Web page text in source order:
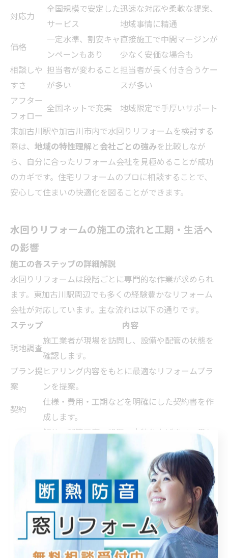
対応力
全国規模で安定した
サービス
迅速な対応や柔軟な提案、
地域事情に精通
価格
一定水準、割安キャ
ンペーンもあり
直接施工で中間マージンが
少なく安価な場合も
相談しや
すさ
担当者が変わること
が多い
担当者が長く付き合うケー
スが多い
アフター
フォロー
全国ネットで充実
地域限定で手厚いサポート
東加古川駅や加古川市内で水回りリフォームを検討する
際は、 地域の特性理解と会社ごとの強みを比較しなが
ら、自分に合ったリフォーム会社を見極めることが成功
のカギです。住宅リフォームのプロに相談することで、
安心して住まいの快適化を図ることができます。
水回りリフォームの施工の流れと工期・生活へ
の影響
施工の各ステップの詳細解説
水回りリフォームは段階ごとに専門的な作業が求められ
ます。東加古川駅周辺でも多くの経験豊かなリフォーム
会社が対応しています。主な流れは以下の通りです。
ステップ
内容
現地調査
施工業者が現場を訪問し、設備や配管の状態を
確認します。
プラン提
案
ヒアリング内容をもとに最適なリフォームプラ
ンを提案。
契約
仕様・費用・工期などを明確にした契約書を作
成します。
解体・配管工事・設置・内装仕上げまで一貫し
完成後、施主と業者で仕上がりを細かくチェッ
クします。
現地調査やプラン提案の段階では、東加古川の立地特性
や住宅事情を踏まえたきめ細かい対応が重視されます。
地域の口コミでも信頼度が高い会社は、施工前の説明や
事前確認が丁寧な傾向です。
工事期間の目安と生活上の配慮ポイント